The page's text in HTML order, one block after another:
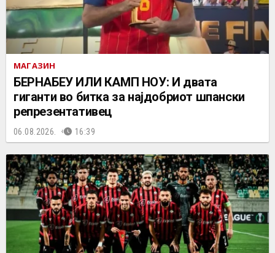
МАГАЗИН
БЕРНАБЕУ ИЛИ КАМП НОУ: И двата
гиганти во битка за најдобриот шпански
репрезентативец
06.08.2026. 16:39